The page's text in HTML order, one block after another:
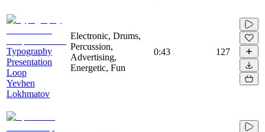
Typography
Presentation
Loop
Yevhen
Lokhmatov
Electronic, Drums,
Percussion,
Advertising,
Energetic, Fun
0:43 127